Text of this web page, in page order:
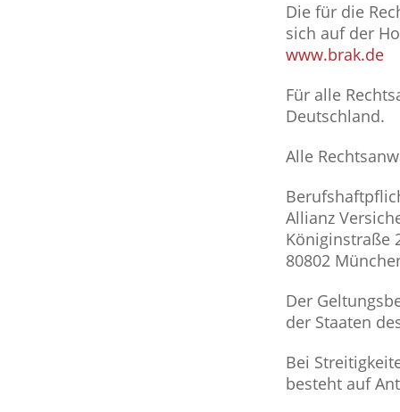
Die für die
sich auf der
www.brak.de
Für alle
Deutschland.
Alle
Allianz
Königinstraße
80802
Der
der Staaten
Bei
besteht auf